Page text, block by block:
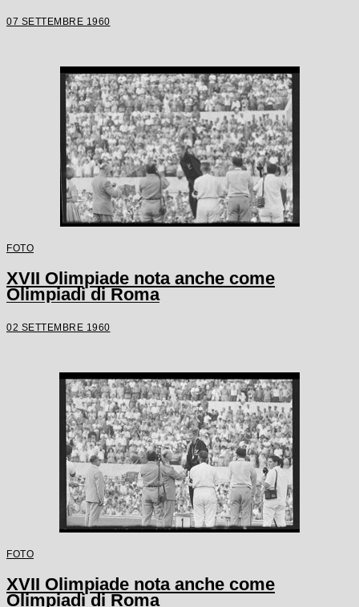
07 SETTEMBRE 1960
FOTO
XVII Olimpiade nota anche come
Olimpiadi di Roma
02 SETTEMBRE 1960
FOTO
XVII Olimpiade nota anche come
Olimpiadi di Roma